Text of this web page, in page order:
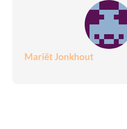
Mariët Jonkhout